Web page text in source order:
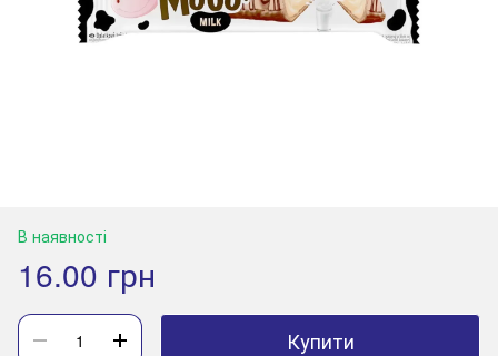
В наявності
16.00 грн
Купити